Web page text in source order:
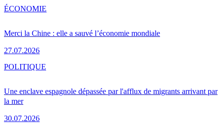
Merci la Chine : elle a sauvé l’économie mondiale
27.07.2026
ÉCONOMIE
Une enclave espagnole dépassée par l'afflux de migrants arrivant par
la mer
30.07.2026
POLITIQUE